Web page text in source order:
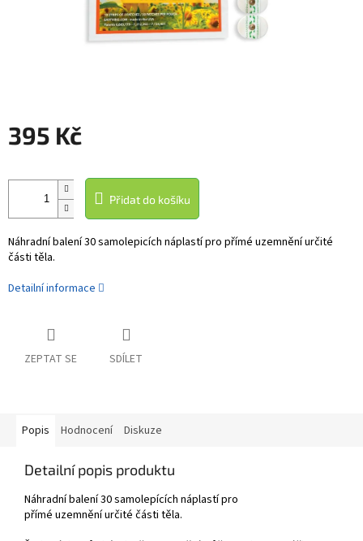
395 Kč
cena:
Přidat do košíku
Náhradníbalení30samolepicích náplastípro přímé uzemněníurčité
části těla.
Detailní informace
ZEPTAT SE SDÍLET
Popis Hodnocení Diskuze
Detailní popis produktu
Náhradníbalení30samolepících náplastípro
přímé uzemněníurčité části těla.